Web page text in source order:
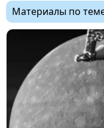
Материалы по